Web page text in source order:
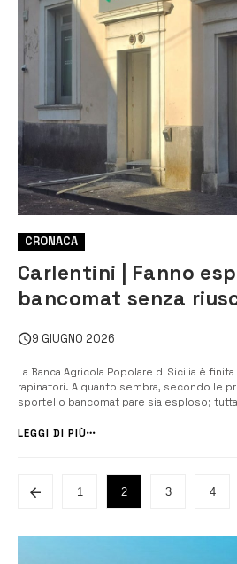
CRONACA
Carlentini | Fanno
bancomat senza
9 GIUGNO 2026
La Banca Agricola Popolare di Sicilia è
rapinatori. A quanto sembra, secondo le
sportello bancomat pare sia esploso;
verificata verso le 3 di notte, ha provocato
LEGGI DI PIÙ
1 2 3 4